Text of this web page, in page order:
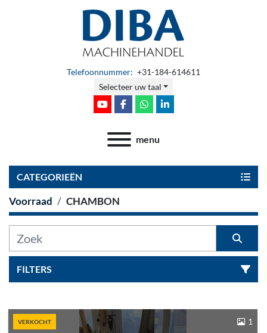
Telefoonnummer: +31-184-614611
Selecteer uw taal
youtubefacebookwhatsapplinkedin
menu
CATEGORIEËN
Voorraad CHAMBON
FILTERS
VERKOCHT 1